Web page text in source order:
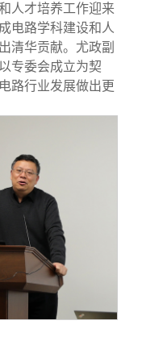
人才培养工作迎来
电路学科建设和人
清华贡献。尤政副
专委会成立为契
路行业发展做出更